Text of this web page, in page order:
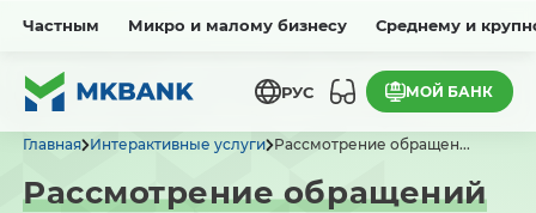
Частным Микро и малому бизнесу Среднему и
РУС МОЙ БАНК
Главная Интерактивные услуги Рассмотрение обращен...
Рассмотрение обращений